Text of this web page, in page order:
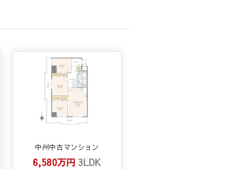
中州中古マンション
6,580万円 3LDK